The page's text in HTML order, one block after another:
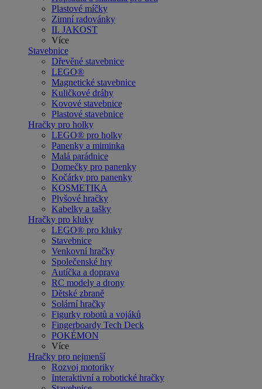
Plastové míčky
Zimní radovánky
II. JAKOST
Více
Stavebnice
Dřevěné stavebnice
LEGO®
Magnetické stavebnice
Kuličkové dráhy
Kovové stavebnice
Plastové stavebnice
Hračky pro holky
LEGO® pro holky
Panenky a miminka
Malá parádnice
Domečky pro panenky
Kočárky pro panenky
KOSMETIKA
Plyšové hračky
Kabelky a tašky
Hračky pro kluky
LEGO® pro kluky
Stavebnice
Venkovní hračky
Společenské hry
Autíčka a doprava
RC modely a drony
Dětské zbraně
Solární hračky
Figurky robotů a vojáků
Fingerboardy Tech Deck
POKÉMON
Více
Hračky pro nejmenší
Rozvoj motoriky
Interaktivní a robotické hračky